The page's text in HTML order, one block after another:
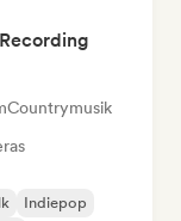
Countrymusik
Indiepop